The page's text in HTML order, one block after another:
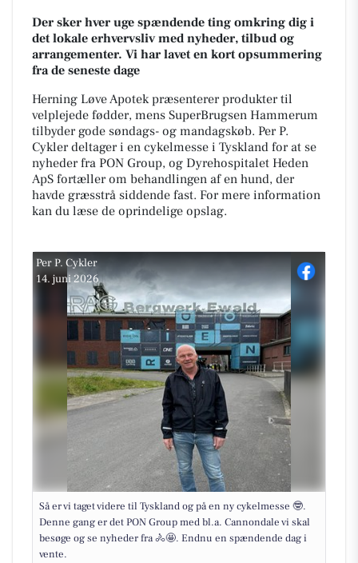
Der sker hver uge spændende ting omkring dig i
det lokale erhvervsliv med nyheder, tilbud og
arrangementer. Vi har lavet en kort opsummering
fra de seneste dage
Herning Løve Apotek præsenterer produkter til
velplejede fødder, mens SuperBrugsen Hammerum
tilbyder gode søndags- og mandagskøb. Per P.
Cykler deltager i en cykelmesse i Tyskland for at se
nyheder fra PON Group, og Dyrehospitalet Heden
ApS fortæller om behandlingen af en hund, der
havde græsstrå siddende fast. For mere information
kan du læse de oprindelige opslag.
Per P. Cykler
14. juni 2026
Så er vi taget videre til Tyskland og på en ny cykelmesse 🤓.
Denne gang er det PON Group med bl.a. Cannondale vi skal
besøge og se nyheder fra 🚴🤩. Endnu en spændende dag i
vente.